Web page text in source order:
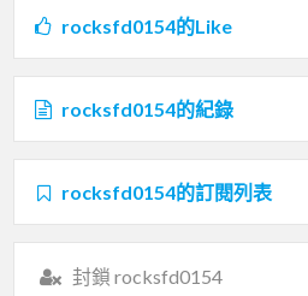
rocksfd0154的Like
rocksfd0154的紀錄
rocksfd0154的訂閱列表
封鎖 rocksfd0154